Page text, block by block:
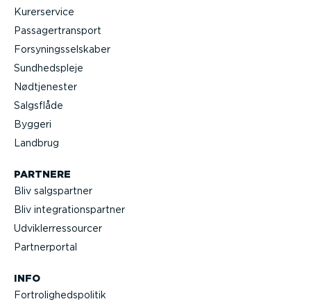
Kurer­service
Passa­ger­transport
Forsy­nings­sel­skaber
Sundheds­pleje
Nødtje­nester
Salgsflåde
Byggeri
Landbrug
PARTNERE
Bliv salgs­partner
Bliv integra­tions­partner
Udvik­lerre­s­sourcer
Partner­portal
INFO
Fortro­lig­heds­po­litik